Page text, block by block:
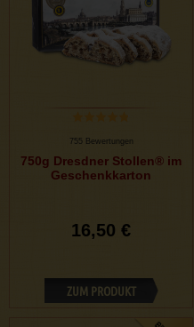
755 Bewertungen
750g Dresdner Stollen® im
Geschenkkarton
16,50 €
ZUM PRODUKT